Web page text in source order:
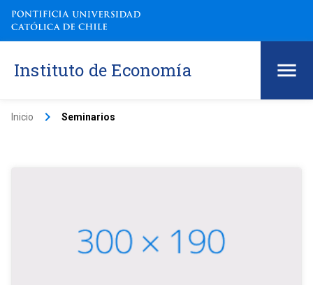
Instituto de Economía
Inicio keyboard_arrow_right Seminarios